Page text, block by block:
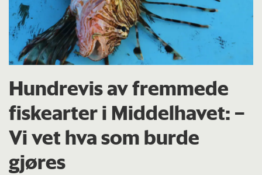
Hundrevis av fremmede
fiskearter i Middelhavet: –
Vi vet hva som burde
gjøres